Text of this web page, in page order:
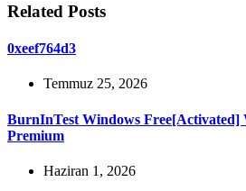
Related Posts
0xeef764d3
Temmuz 25, 2026
BurnInTest Windows Free[Activated]
Premium
Haziran 1, 2026